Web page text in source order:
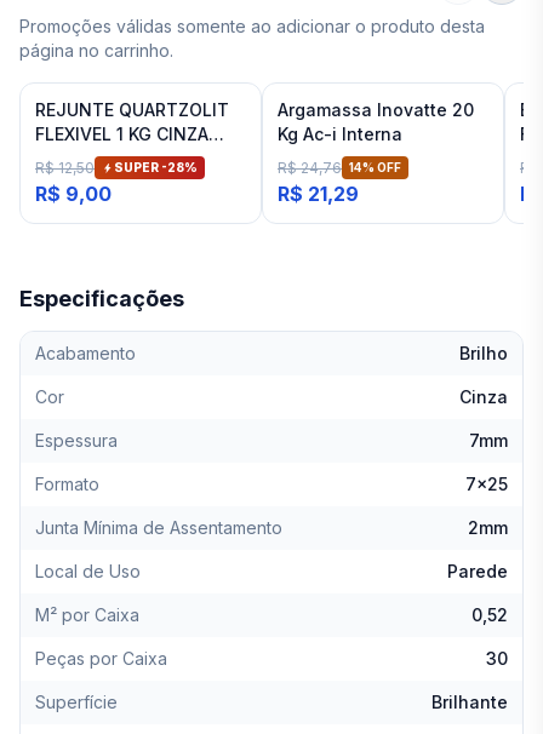
Promoções válidas somente ao adicionar o produto desta
página no carrinho.
REJUNTE QUARTZOLIT
FLEXIVEL 1 KG CINZA
ARTICO
R$ 12,50 SUPER -28%
R$ 9,00
Argamassa Inovatte 20
Kg Ac-i Interna
R$ 24,76 14% OFF
R$ 21,29
R$
Especificações
Acabamento Brilho
Cor Cinza
Espessura 7mm
Formato 7x25
Junta Mínima de Assentamento 2mm
Local de Uso Parede
M² por Caixa 0,52
Peças por Caixa 30
Superfície Brilhante